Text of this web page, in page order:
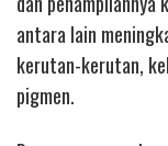
antara lain
kerutan-kerutan,
pigmen.